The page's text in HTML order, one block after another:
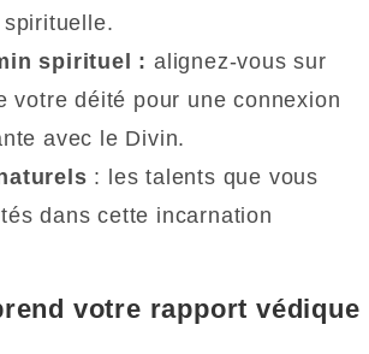
spirituel : alignez-vous sur
votre déité pour une connexion
avec le Divin.
: les talents que vous
dans cette incarnation
votre rapport védique